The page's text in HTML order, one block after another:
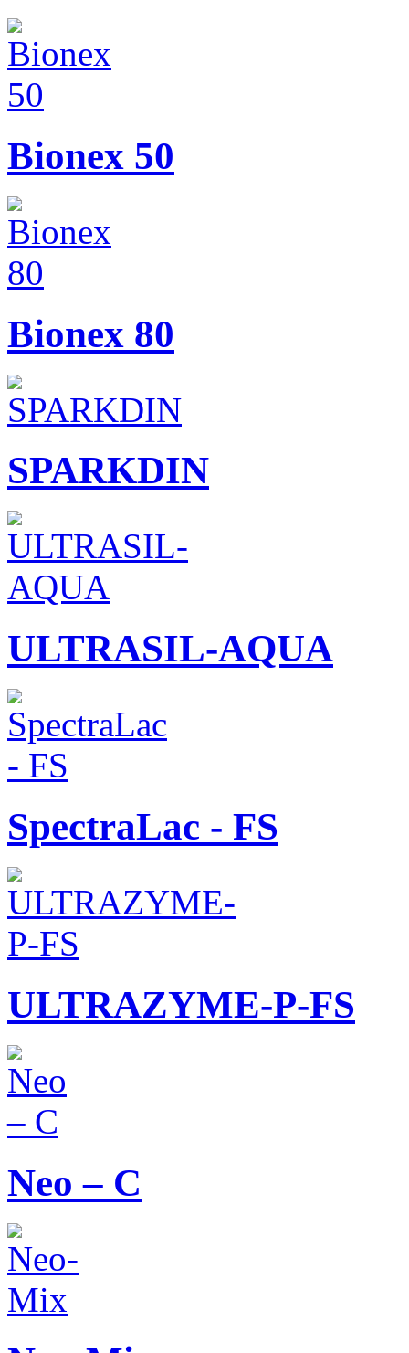
Bionex 50
Bionex 80
SPARKDIN
ULTRASIL-AQUA
SpectraLac - FS
ULTRAZYME-P-FS
Neo – C